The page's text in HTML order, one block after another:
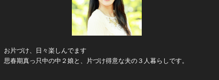
お片づけ、日々楽しんでます
思春期真っ只中の中２娘と、片づけ得意な夫の３人暮らしです。